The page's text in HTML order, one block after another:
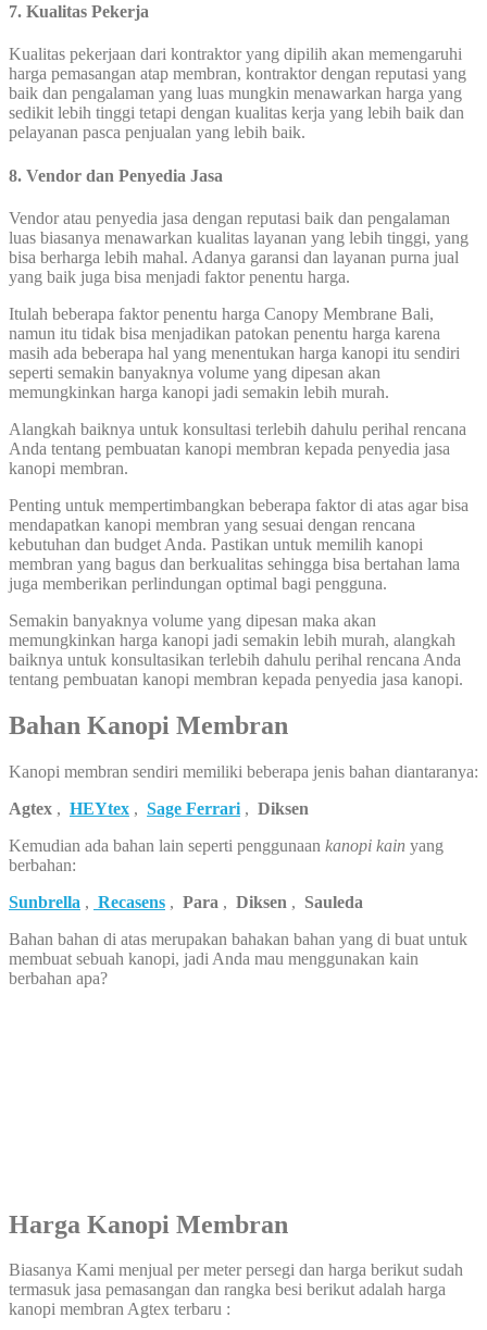
7. Kualitas Pekerja
Kualitas pekerjaan dari kontraktor yang dipilih akan memengaruhi
harga pemasangan atap membran, kontraktor dengan reputasi yang
baik dan pengalaman yang luas mungkin menawarkan harga yang
sedikit lebih tinggi tetapi dengan kualitas kerja yang lebih baik dan
pelayanan pasca penjualan yang lebih baik.
8. Vendor dan Penyedia Jasa
Vendor atau penyedia jasa dengan reputasi baik dan pengalaman
luas biasanya menawarkan kualitas layanan yang lebih tinggi, yang
bisa berharga lebih mahal. Adanya garansi dan layanan purna jual
yang baik juga bisa menjadi faktor penentu harga.
Itulah beberapa faktor penentu harga Canopy Membrane Bali,
namun itu tidak bisa menjadikan patokan penentu harga karena
masih ada beberapa hal yang menentukan harga kanopi itu sendiri
seperti semakin banyaknya volume yang dipesan akan
memungkinkan harga kanopi jadi semakin lebih murah.
Alangkah baiknya untuk konsultasi terlebih dahulu perihal rencana
Anda tentang pembuatan kanopi membran kepada penyedia jasa
kanopi membran.
Penting untuk mempertimbangkan beberapa faktor di atas agar bisa
mendapatkan kanopi membran yang sesuai dengan rencana
kebutuhan dan budget Anda. Pastikan untuk memilih kanopi
membran yang bagus dan berkualitas sehingga bisa bertahan lama
juga memberikan perlindungan optimal bagi pengguna.
Semakin banyaknya volume yang dipesan maka akan
memungkinkan harga kanopi jadi semakin lebih murah, alangkah
baiknya untuk konsultasikan terlebih dahulu perihal rencana Anda
tentang pembuatan kanopi membran kepada penyedia jasa kanopi.
Bahan Kanopi Membran
Kanopi membran sendiri memiliki beberapa jenis bahan diantaranya:
Agtex , HEYtex , Sage Ferrari , Diksen
Kemudian ada bahan lain seperti penggunaan kanopi kain yang
berbahan:
Sunbrella , Recasens , Para , Diksen , Sauleda
Bahan bahan di atas merupakan bahakan bahan yang di buat untuk
membuat sebuah kanopi, jadi Anda mau menggunakan kain
berbahan apa?
Harga Kanopi Membran
Biasanya Kami menjual per meter persegi dan harga berikut sudah
termasuk jasa pemasangan dan rangka besi berikut adalah harga
kanopi membran Agtex terbaru :